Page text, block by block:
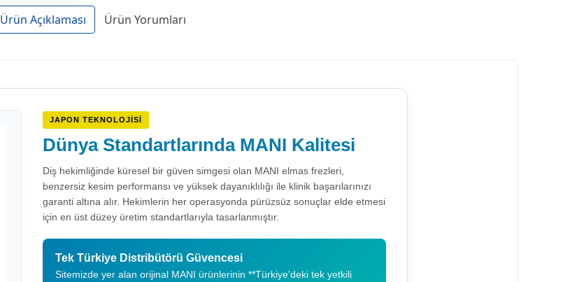
Ürün Açıklaması Ürün Yorumları
JAPON TEKNOLOJISI
Dünya Standartlarında MANI Kalitesi
Diş hekimliğinde küresel bir güven simgesi olan MANI elmas frezleri,
benzersiz kesim performansı ve yüksek dayanıklılığı ile klinik başarılarınızı
garanti altına alır. Hekimlerin her operasyonda pürüzsüz sonuçlar elde etmesi
için en üst düzey üretim standartlarıyla tasarlanmıştır.
Tek Türkiye Distribütörü Güvencesi
Sitemizde yer alan orijinal MANI ürünlerinin **Türkiye'deki tek yetkili